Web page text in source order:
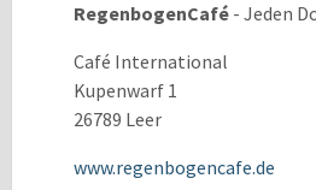
RegenbogenCafé - Jeden
Café International
Kupenwarf 1
26789 Leer
www.regenbogencafe.de